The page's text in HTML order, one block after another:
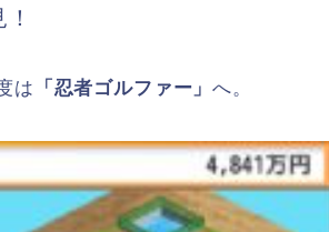
は 「忍者ゴルファー」へ。